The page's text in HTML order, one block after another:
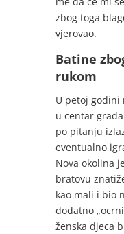
zbog toga
vjerovao.
Batine
rukom
U petoj godini
u centar
po pitanju
eventualno
Nova okolina
bratovu
kao mali i bio
dodatno
ženska djeca